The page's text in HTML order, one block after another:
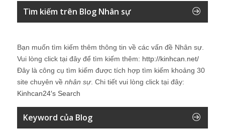
Tìm kiếm trên Blog Nhân sự
Bạn muốn tìm kiếm thêm thông tin về các vấn đề Nhân sự.
Vui lòng click tại đây để tìm kiếm thêm: http://kinhcan.net/
Đây là công cụ tìm kiếm được tích hợp tìm kiếm khoảng 30
site chuyên về nhân sự. Chi tiết vui lòng click tại đây:
Kinhcan24′s Search
Keyword của Blog